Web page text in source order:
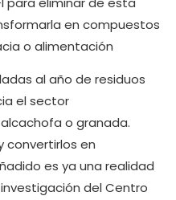
en compuestos
o alimentación
al año de residuos
el sector
o granada.
convertirlos en
es ya una realidad
del Centro